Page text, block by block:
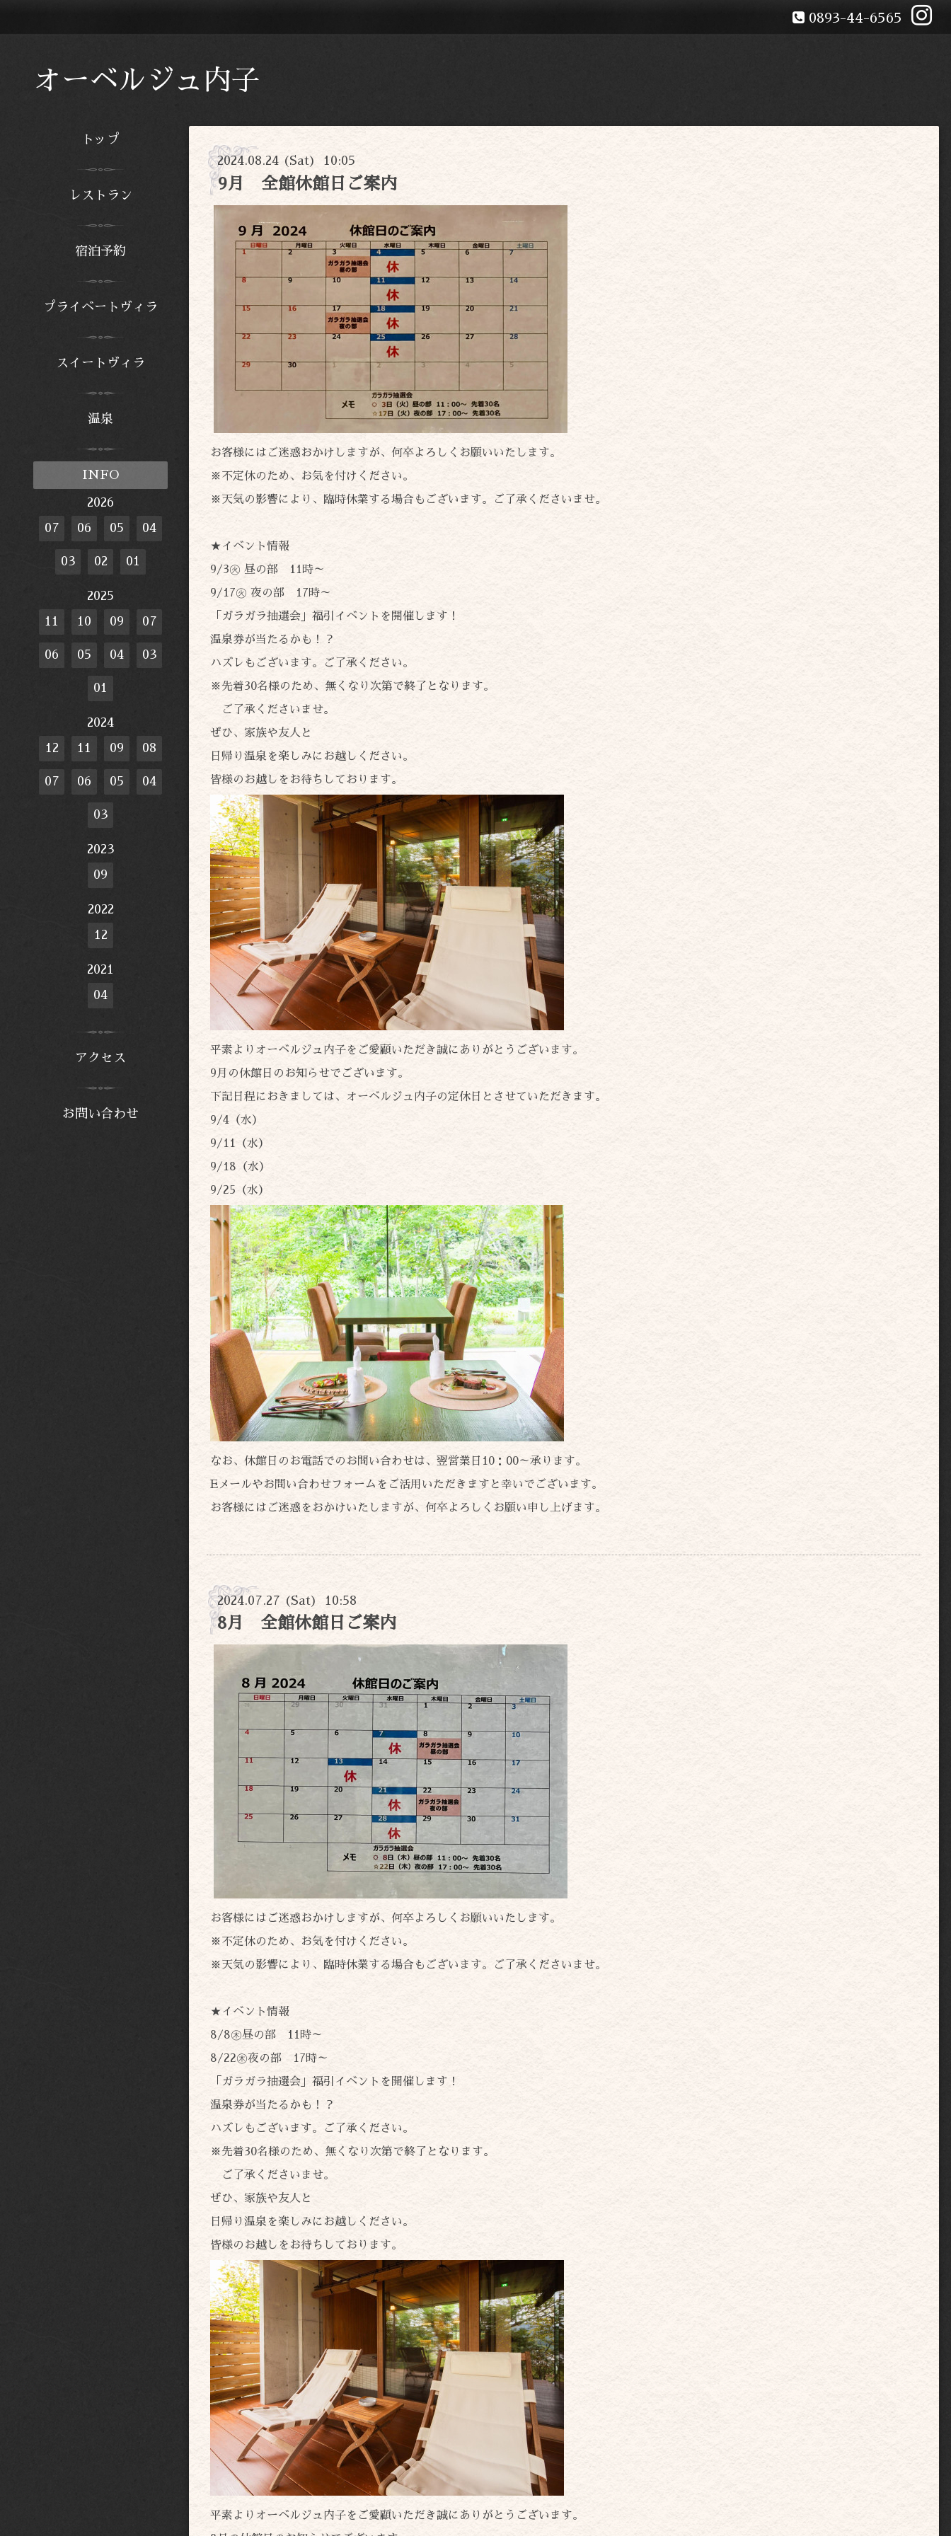
0893-44-6565
オーベルジュ内子
2024.08.24 (Sat) 10:05
9月 全館休館日ご案内
お客様にはご迷惑おかけしますが、何卒よろしくお願いいたします。
※不定休のため、お気を付けください。
※天気の影響により、臨時休業する場合もございます。ご了承くださいませ。
★イベント情報
9/3㊋ 昼の部 11時～
9/17㊋ 夜の部 17時～
「ガラガラ抽選会」福引イベントを開催します！
温泉券が当たるかも！？
ハズレもございます。ご了承ください。
※先着30名様のため、無くなり次第で終了となります。
ご了承くださいませ。
ぜひ、家族や友人と
日帰り温泉を楽しみにお越しください。
皆様のお越しをお待ちしております。
平素よりオーベルジュ内子をご愛顧いただき誠にありがとうございます。
9月の休館日のお知らせでございます。
下記日程におきましては、オーベルジュ内子の定休日とさせていただきます。
9/4（水）
9/11（水）
9/18（水）
9/25（水）
なお、休館日のお電話でのお問い合わせは、翌営業日10：00～承ります。
Eメールやお問い合わせフォームをご活用いただきますと幸いでございます。
お客様にはご迷惑をおかけいたしますが、何卒よろしくお願い申し上げます。
2024.07.27 (Sat) 10:58
8月 全館休館日ご案内
お客様にはご迷惑おかけしますが、何卒よろしくお願いいたします。
※不定休のため、お気を付けください。
※天気の影響により、臨時休業する場合もございます。ご了承くださいませ。
★イベント情報
8/8㊍昼の部 11時～
8/22㊍夜の部 17時～
「ガラガラ抽選会」福引イベントを開催します！
温泉券が当たるかも！？
ハズレもございます。ご了承ください。
※先着30名様のため、無くなり次第で終了となります。
ご了承くださいませ。
ぜひ、家族や友人と
日帰り温泉を楽しみにお越しください。
皆様のお越しをお待ちしております。
平素よりオーベルジュ内子をご愛顧いただき誠にありがとうございます。
トップ
レストラン
宿泊予約
プライベートヴィラ
スイートヴィラ
温泉
INFO
2026
07
06 05 04
03 02 01
2025
11
10 09 07
06 05 04 03
01
2024
12
11 09 08
07 06 05 04
03
2023
09
2022
12
2021
04
アクセス
お問い合わせ